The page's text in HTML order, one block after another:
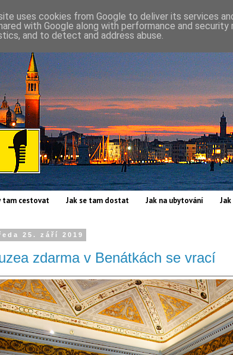
tam cestovat Jak se tam dostat Jak na ubytování
25. září 2019
zdarma v Benátkách se vrací
uses cookies from Google to deliver its services
with Google along with performance and
and to detect and address abuse.